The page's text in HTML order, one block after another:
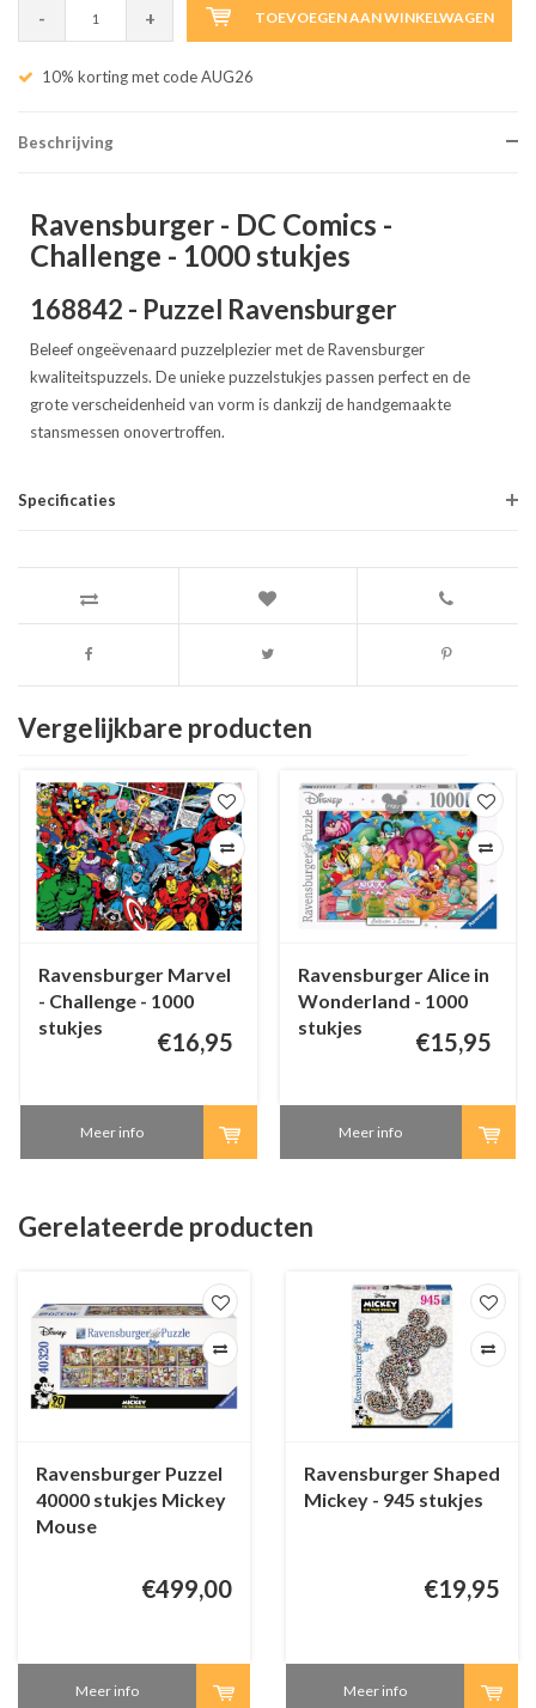
- + TOEVOEGEN AAN WINKELWAGEN
10% korting met code AUG26
Beschrijving
Ravensburger - DC Comics -
Challenge - 1000 stukjes
168842 - Puzzel Ravensburger
Beleef ongeëvenaard puzzelplezier met de Ravensburger
kwaliteitspuzzels. De unieke puzzelstukjes passen perfect en de
grote verscheidenheid van vorm is dankzij de handgemaakte
stansmessen onovertroffen.
Specificaties
Vergelijkbare producten
Ravensburger Marvel
- Challenge - 1000
stukjes
€16,95
Meer info
Ravensburger Alice in
Wonderland - 1000
stukjes
€15,95
Meer info
Gerelateerde producten
Ravensburger Puzzel
40000 stukjes Mickey
Mouse
€499,00
Meer info
Ravensburger Shaped
Mickey - 945 stukjes
€19,95
Meer info